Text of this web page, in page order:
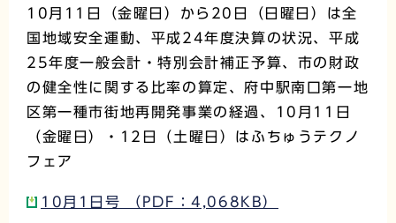
10月11日（金曜日）から20日（日曜日）は全
国地域安全運動、平成24年度決算の状況、平成
25年度一般会計・特別会計補正予算、市の財政
の健全性に関する比率の算定、府中駅南口第一地
区第一種市街地再開発事業の経過、10月11日
（金曜日）・12日（土曜日）はふちゅうテクノ
フェア
10月1日号 （PDF：4,068KB）